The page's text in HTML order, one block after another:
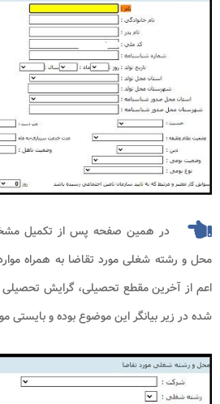
در همین صفحه پس از تکمیل
محل و رشته شغلی مورد تقاضا به همراه
اعم از آخرین مقطع تحصیلی، گرایش تحصیلی
شده در زیر بیانگر این موضوع بوده و بایستی